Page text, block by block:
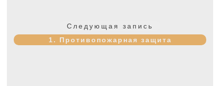
Следующая запись
запись:
1. Противопожарная защита